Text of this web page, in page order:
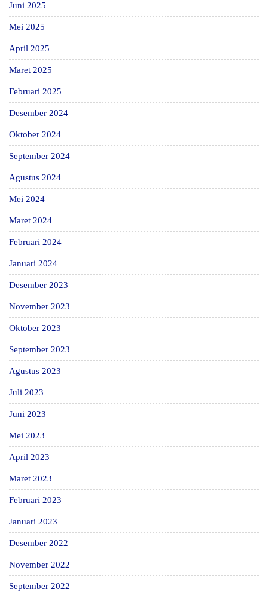
Juni 2025
Mei 2025
April 2025
Maret 2025
Februari 2025
Desember 2024
Oktober 2024
September 2024
Agustus 2024
Mei 2024
Maret 2024
Februari 2024
Januari 2024
Desember 2023
November 2023
Oktober 2023
September 2023
Agustus 2023
Juli 2023
Juni 2023
Mei 2023
April 2023
Maret 2023
Februari 2023
Januari 2023
Desember 2022
November 2022
September 2022